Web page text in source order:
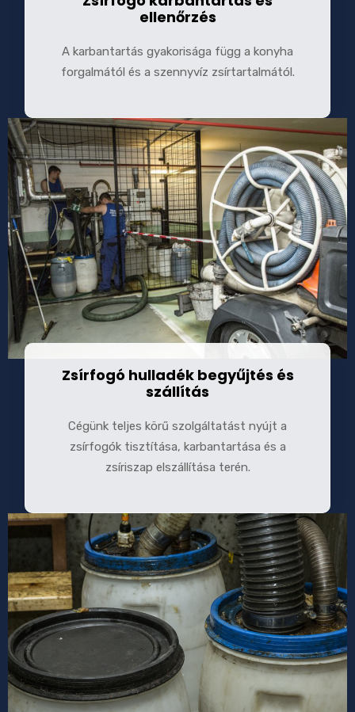
ellenőrzés
A karbantartás gyakorisága függ a konyha
forgalmától és a szennyvíz zsírtartalmától.
Zsírfogó hulladék begyűjtés és
szállítás
Cégünk teljes körű szolgáltatást nyújt a
zsírfogók tisztítása, karbantartása és a
zsíriszap elszállítása terén.